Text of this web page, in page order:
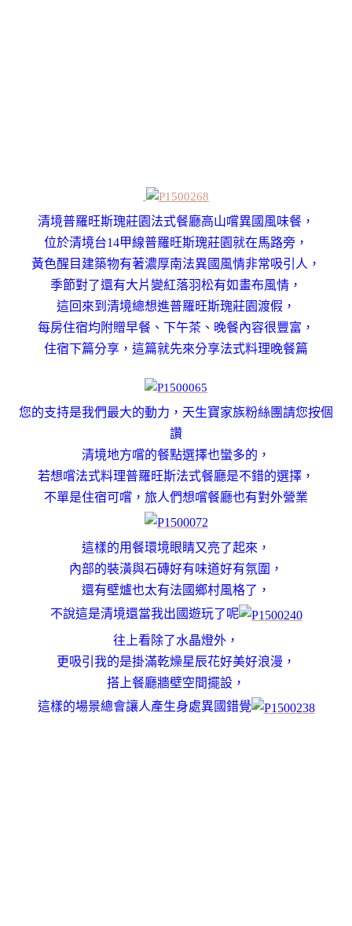
清境普羅旺斯瑰莊園法式餐廳高山嚐異國風味餐，
位於清境台14甲線普羅旺斯瑰莊園就在馬路旁，
黃色醒目建築物有著濃厚南法異國風情非常吸引人，
季節對了還有大片變紅落羽松有如畫布風情，
這回來到清境總想進普羅旺斯瑰莊園‎渡假，
每房住宿均附贈早餐、下午茶、晚餐內容很豐富，
住宿下篇分享，這篇就先來分享法式料理晚餐篇
您的支持是我們最大的動力 ， 天生寶家族粉絲團請您按個
讚
清境地方嚐的餐點選擇也蠻多的，
若想嚐法式料理普羅旺斯法式餐廳是不錯的選擇，
不單是住宿可嚐，旅人們想嚐餐廳也有對外營業
這樣的用餐環境眼睛又亮了起來，
內部的裝潢與石磚好有味道好有氛圍，
還有壁爐也太有法國鄉村風格了，
不說這是清境還當我出國遊玩了呢
往上看除了水晶燈外，
更吸引我的是掛滿乾燥星辰花好美好浪漫，
搭上餐廳牆壁空間擺設，
這樣的場景總會讓人產生身處異國錯覺